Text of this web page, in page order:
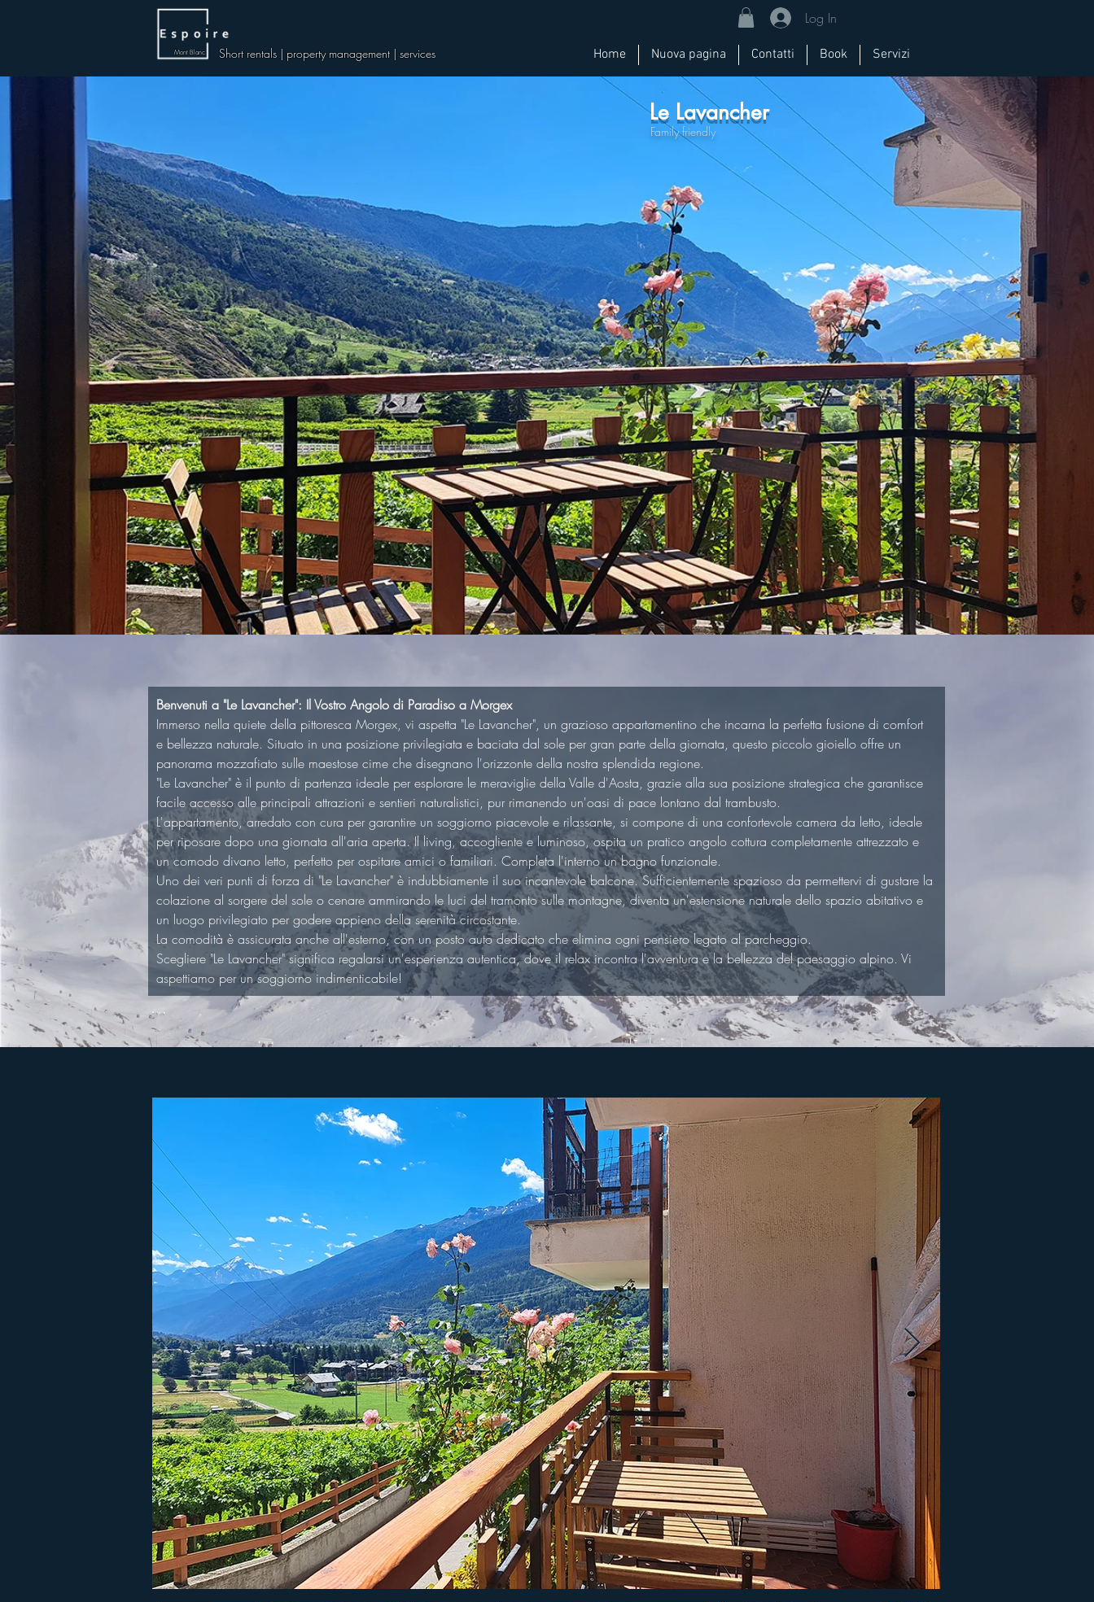
Short rentals | property management | services
Mont Blanc
Log In
Home Nuova pagina Contatti Book Servizi
Le Lavancher
Family friendly
Benvenuti a "Le Lavancher": Il Vostro Angolo di Paradiso a Morgex
Immerso nella quiete della pittoresca Morgex, vi aspetta "Le Lavancher", un grazioso appartamentino che incarna la perfetta fusione di comfort
e bellezza naturale. Situato in una posizione privilegiata e baciata dal sole per gran parte della giornata, questo piccolo gioiello offre un
panorama mozzafiato sulle maestose cime che disegnano l'orizzonte della nostra splendida regione.
"Le Lavancher" è il punto di partenza ideale per esplorare le meraviglie della Valle d'Aosta, grazie alla sua posizione strategica che garantisce
facile accesso alle principali attrazioni e sentieri naturalistici, pur rimanendo un'oasi di pace lontano dal trambusto.
L'appartamento, arredato con cura per garantire un soggiorno piacevole e rilassante, si compone di una confortevole camera da letto, ideale
per riposare dopo una giornata all'aria aperta. Il living, accogliente e luminoso, ospita un pratico angolo cottura completamente attrezzato e
un comodo divano letto, perfetto per ospitare amici o familiari. Completa l'interno un bagno funzionale.
Uno dei veri punti di forza di "Le Lavancher" è indubbiamente il suo incantevole balcone. Sufficientemente spazioso da permettervi di gustare la
colazione al sorgere del sole o cenare ammirando le luci del tramonto sulle montagne, diventa un'estensione naturale dello spazio abitativo e
un luogo privilegiato per godere appieno della serenità circostante.
La comodità è assicurata anche all'esterno, con un posto auto dedicato che elimina ogni pensiero legato al parcheggio.
Scegliere "Le Lavancher" significa regalarsi un'esperienza autentica, dove il relax incontra l'avventura e la bellezza del paesaggio alpino. Vi
aspettiamo per un soggiorno indimenticabile!